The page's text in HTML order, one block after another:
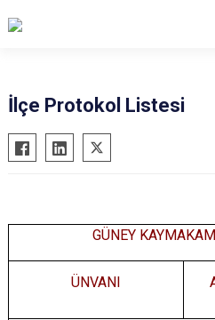
Acıpayam
Pamukkale
Baklan
İlçe Protokol Listesi
GÜNEY
ÜNVANI